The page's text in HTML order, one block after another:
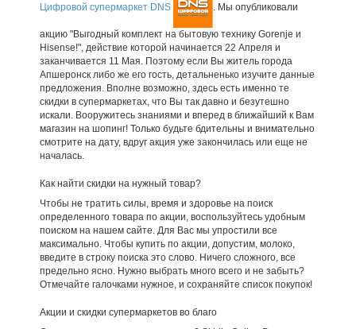
Цифровой супермаркет DNS . Мы опубликовали
акцию "Выгодный комплект на бытовую технику Gorenje и
Hisense!", действие которой начинается 22 Апреля и
заканчивается 11 Мая. Поэтому если Вы житель города
Апшеронск либо же его гость, детальненько изучите данные
предложения. Вполне возможно, здесь есть именно те
скидки в супермаркетах, что Вы так давно и безутешно
искали. Вооружитесь знаниями и вперед в ближайший к Вам
магазин на шопинг! Только будьте бдительны и внимательно
смотрите на дату, вдруг акция уже закончилась или еще не
началась.
Как найти скидки на нужный товар?
Чтобы не тратить силы, время и здоровье на поиск
определенного товара по акции, воспользуйтесь удобным
поиском на нашем сайте. Для Вас мы упростили все
максимально. Чтобы купить по акции, допустим, молоко,
введите в строку поиска это слово. Ничего сложного, все
предельно ясно. Нужно выбрать много всего и не забыть?
Отмечайте галочками нужное, и сохраняйте список покупок!
Акции и скидки супермаркетов во благо